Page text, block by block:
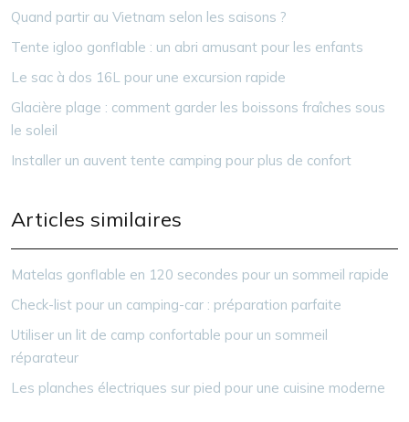
Quand partir au Vietnam selon les saisons ?
Tente igloo gonflable : un abri amusant pour les enfants
Le sac à dos 16L pour une excursion rapide
Glacière plage : comment garder les boissons fraîches sous
le soleil
Installer un auvent tente camping pour plus de confort
Articles similaires
Matelas gonflable en 120 secondes pour un sommeil rapide
Check-list pour un camping-car : préparation parfaite
Utiliser un lit de camp confortable pour un sommeil
réparateur
Les planches électriques sur pied pour une cuisine moderne